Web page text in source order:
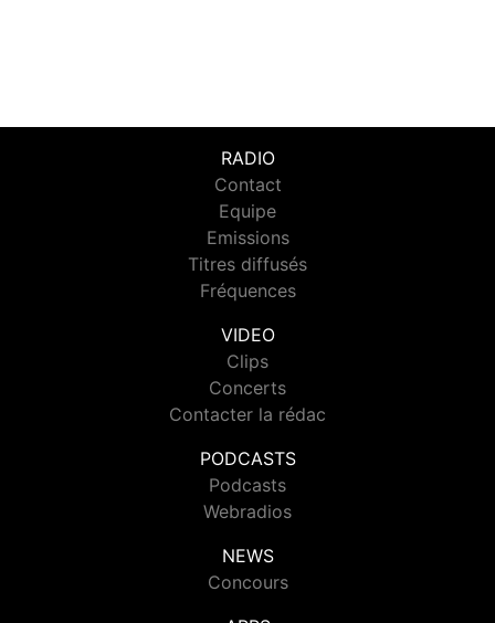
RADIO
Contact
Equipe
Emissions
Titres diffusés
Fréquences
VIDEO
Clips
Concerts
Contacter la rédac
PODCASTS
Podcasts
Webradios
NEWS
Concours